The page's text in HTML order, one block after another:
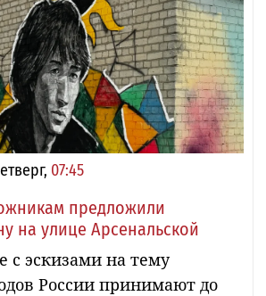
07:45
предложили
на улице Арсенальской
с эскизами на тему
России принимают до